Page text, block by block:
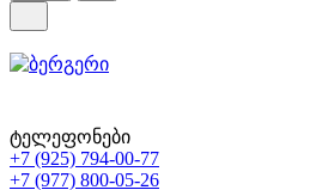
ტელეფონები
+7 (925) 794-00-77
+7 (977) 800-05-26